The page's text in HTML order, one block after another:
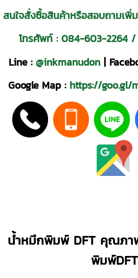
สนใจสั่งซื้อสินค้าหรือสอบถามเพิ่
โทรศัพท์ : 084-603-2264/
Line : @inkmanudon |
Google Map : https://goo.gl/
น้ำหมึกพิมพ์ DFT คุณภา
พิมพ์DFT